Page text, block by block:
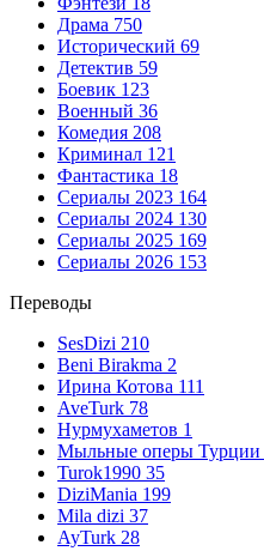
Драма 750
Исторический 69
Детектив 59
Боевик 123
Военный 36
Комедия 208
Криминал 121
Фантастика 18
Сериалы 2023 164
Сериалы 2024 130
Сериалы 2025 169
Сериалы 2026 153
Переводы
SesDizi 210
Beni Birakma 2
Ирина Котова 111
AveTurk 78
Нурмухаметов 1
Мыльные оперы Турции
Turok1990 35
DiziMania 199
Mila dizi 37
AyTurk 28